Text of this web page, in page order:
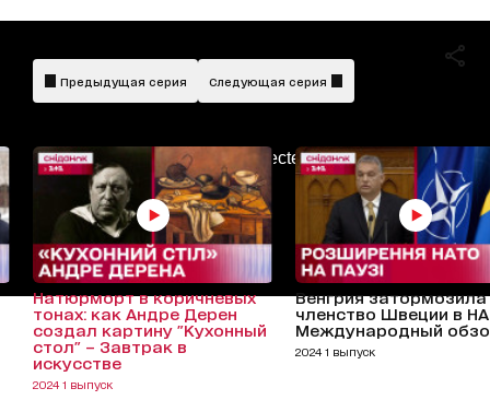
AdBlockDetected!
Предыдущая серия Следующая серия
Натюрморт в коричневых
тонах: как Андре Дерен
создал картину "Кухонный
стол" – Завтрак в
искусстве
2024 1 выпуск
Венгрия затормозила
членство Швеции в
Международный
2024 1 выпуск